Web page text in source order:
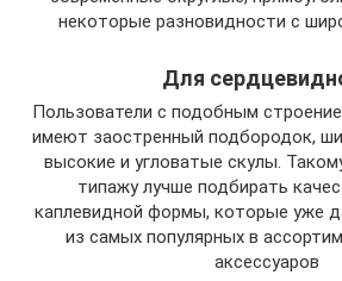
некоторые разновидности с
Для
Пользователи с подобным
имеют заостренный подбородок,
высокие и угловатые скулы.
типажу лучше подбирать
каплевидной формы, которые уже
из самых популярных в
аксессуаров